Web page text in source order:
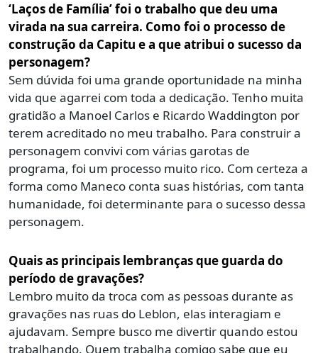
‘Laços de Família’ foi o trabalho que deu uma
virada na sua carreira. Como foi o processo de
construção da Capitu e a que atribui o sucesso da
personagem?
Sem dúvida foi uma grande oportunidade na minha
vida que agarrei com toda a dedicação. Tenho muita
gratidão a Manoel Carlos e Ricardo Waddington por
terem acreditado no meu trabalho. Para construir a
personagem convivi com várias garotas de
programa, foi um processo muito rico. Com certeza a
forma como Maneco conta suas histórias, com tanta
humanidade, foi determinante para o sucesso dessa
personagem.
Quais as principais lembranças que guarda do
período de gravações?
Lembro muito da troca com as pessoas durante as
gravações nas ruas do Leblon, elas interagiam e
ajudavam. Sempre busco me divertir quando estou
trabalhando. Quem trabalha comigo sabe que eu